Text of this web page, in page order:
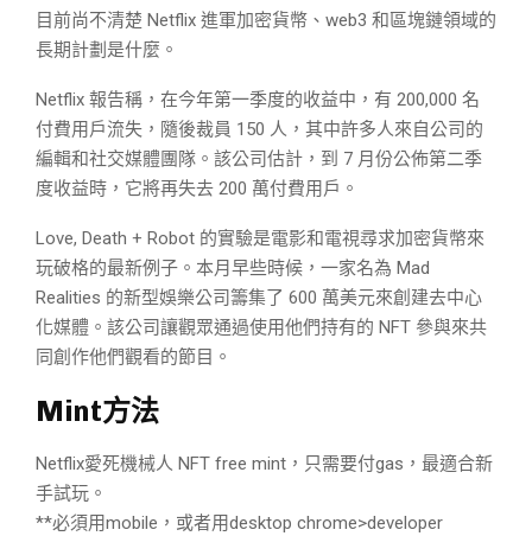
目前尚不清楚 Netflix 進軍加密貨幣、web3 和區塊鏈領域的
長期計劃是什麼。
Netflix 報告稱，在今年第一季度的收益中，有 200,000 名
付費用戶流失，隨後裁員 150 人，其中許多人來自公司的
編輯和社交媒體團隊。該公司估計，到 7 月份公佈第二季
度收益時，它將再失去 200 萬付費用戶。
Love, Death + Robot 的實驗是電影和電視尋求加密貨幣來
玩破格的最新例子。本月早些時候，一家名為 Mad
Realities 的新型娛樂公司籌集了 600 萬美元來創建去中心
化媒體。該公司讓觀眾通過使用他們持有的 NFT 參與來共
同創作他們觀看的節目。
Mint方法
Netflix愛死機械人 NFT free mint，只需要付gas，最適合新
手試玩。
**必須用mobile，或者用desktop chrome>developer